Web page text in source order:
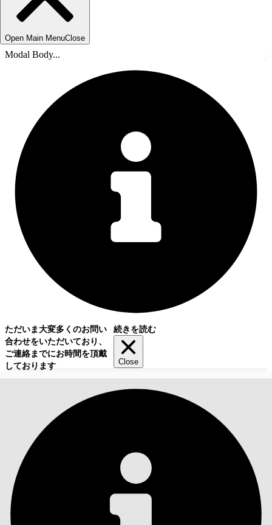
Open Main MenuClose
Modal Body...
ただいま大変多くのお問い
合わせをいただいており、
ご連絡までにお時間を頂戴
しております
続きを読む
Close
目次